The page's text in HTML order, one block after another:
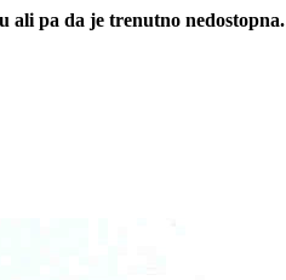
ali pa da je trenutno nedostopna.